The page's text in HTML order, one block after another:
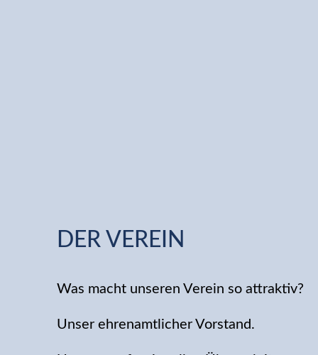
DER VEREIN
Was macht unseren Verein so attraktiv?
Unser ehrenamtlicher Vorstand.